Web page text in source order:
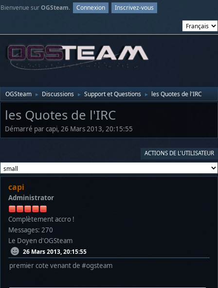
Bienvenue surOGSteam. Connexion Inscrivez-vous
OGSteam ► Discussions ► Support et Questions ► les Quotes de l'IRC
les Quotes de l'IRC
Démarré par capi, 26 Mars 2013, 20:15:55
ACTIONS DE L'UTILISATEUR
capi
Administrator
Complètement accro !
Messages: 270
Le Doyen d'OGSteam
26 Mars 2013, 20:15:55
premier cote venant de #ogsteam